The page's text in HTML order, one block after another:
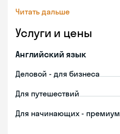
Читать дальше
Услуги и цены
Английский язык
Деловой - для бизнеса
Для путешествий
Для начинающих - премиум